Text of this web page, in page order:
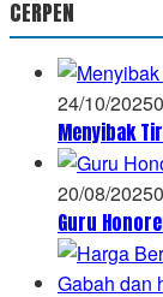
CERPEN
24/10/2025
Menyibak
20/08/2025
Guru